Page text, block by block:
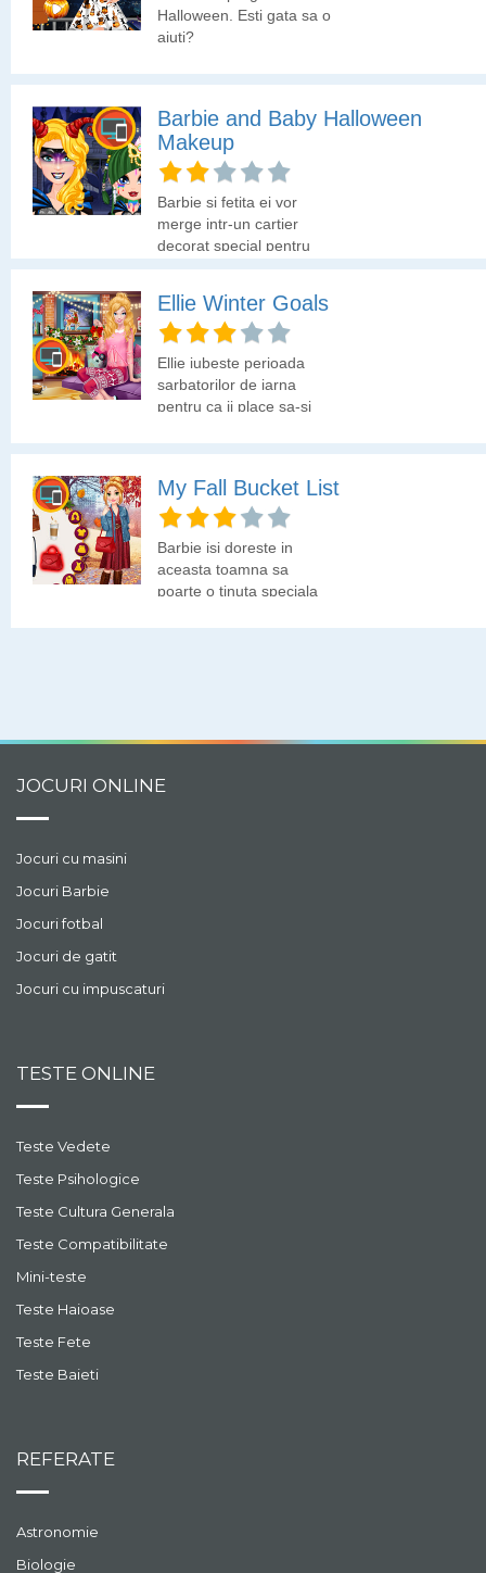
Halloween. Esti gata sa o
ajuti?
Barbie and Baby Halloween
Makeup
Barbie si fetita ei vor
merge intr-un cartier
decorat special pentru
sarbatoarea de
ajutam sa se deghizeze
cat mai infricosator de
Halloween.
Ellie Winter Goals
Ellie iubeste perioada
sarbatorilor de iarna
pentru ca ii place sa-si
ajutam pe Ellie sa faca
cele mai bune alegeri.
My Fall Bucket List
Barbie isi doreste in
aceasta toamna sa
poarte o tinuta speciala
JOCURI ONLINE
Jocuri cu masini
Jocuri Barbie
Jocuri fotbal
Jocuri de gatit
Jocuri cu impuscaturi
TESTE ONLINE
Teste Vedete
Teste Psihologice
Teste Cultura Generala
Teste Compatibilitate
Mini-teste
Teste Haioase
Teste Fete
Teste Baieti
REFERATE
Astronomie
Biologie